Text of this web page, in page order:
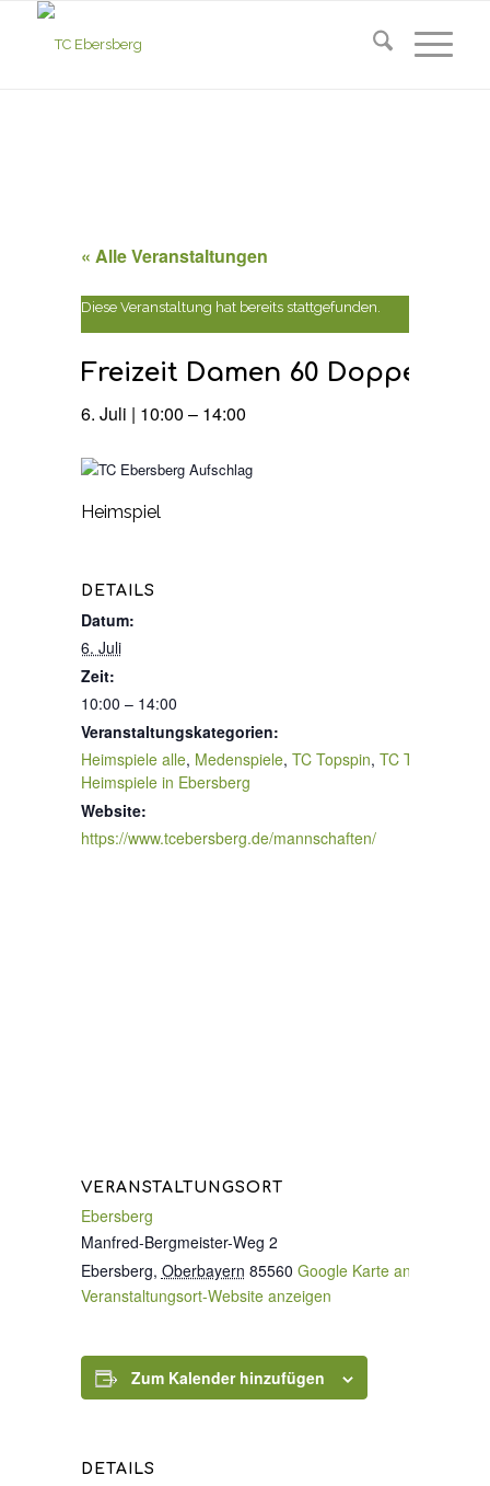
« Alle Veranstaltungen
Diese Veranstaltung hat bereits stattgefunden.
Freizeit Damen 60 Doppel :
6. Juli | 10:00 – 14:00
Heimspiel
DETAILS
Datum:
6. Juli
Zeit:
10:00 – 14:00
Veranstaltungskategorien:
Heimspiele alle, Medenspiele, TC Topspin, TC Topspin-
Heimspiele in Ebersberg
Website:
https://www.tcebersberg.de/mannschaften/
VERANSTALTUNGSORT
Ebersberg
Manfred-Bergmeister-Weg 2
Ebersberg, Oberbayern 85560 Google Karte anzeigen
Veranstaltungsort-Website anzeigen
Zum Kalender hinzufügen
DETAILS